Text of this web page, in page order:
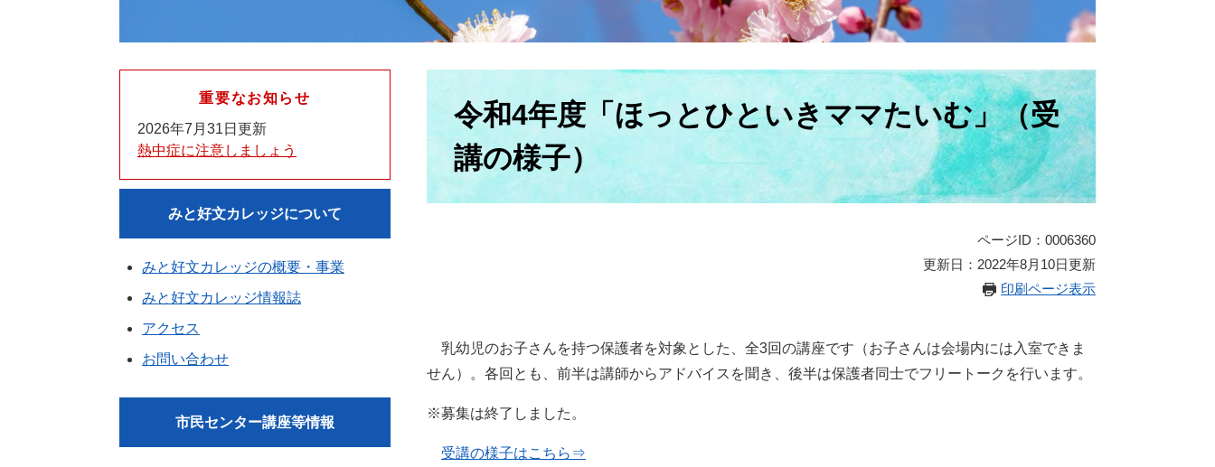
令和4年度「ほっとひといきママたいむ」（受
講の様子）
ページID：0006360
更新日：2022年8月10日更新
印刷ページ表示
乳幼児のお子さんを持つ保護者を対象とした、全3回の講座です（お子さんは会場内には入室できま
せん）。各回とも、前半は講師からアドバイスを聞き、後半は保護者同士でフリートークを行います。
※募集は終了しました。
受講の様子はこちら⇒
重要なお知らせ
2026年7月31日更新
熱中症に注意しましょう
みと好文カレッジについて
みと好文カレッジの概要・事業
みと好文カレッジ情報誌
アクセス
お問い合わせ
市民センター講座等情報